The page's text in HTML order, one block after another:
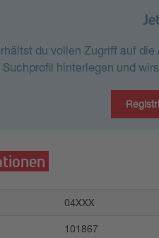
du vollen Zugriff auf
hinterlegen und
04XXX
101867